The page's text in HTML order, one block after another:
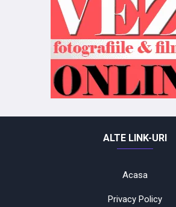
ALTE LINK-URI
Acasa
Privacy Policy